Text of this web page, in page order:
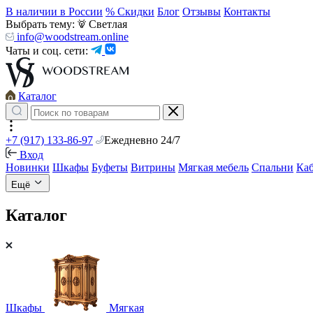
В наличии в России % Скидки Блог Отзывы Контакты
Выбрать тему:
Светлая
info@woodstream.online
Чаты и соц. сети:
Каталог
+7 (917) 133-86-97
Ежедневно 24/7
Вход
Новинки Шкафы Буфеты Витрины Мягкая мебель Спальни
Ещё
Каталог
Шкафы Мягкая